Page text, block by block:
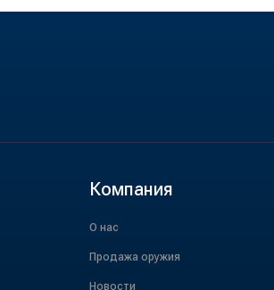
Компания
О нас
Продажа оружия
Новости